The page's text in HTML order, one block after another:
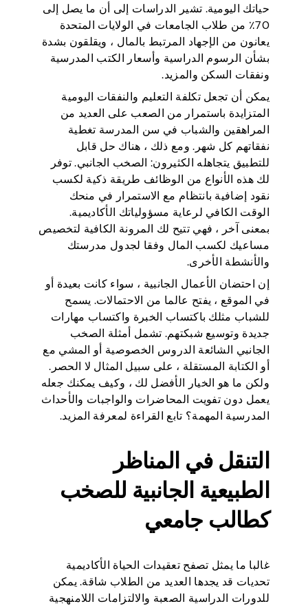
حياتك اليومية. تشير الدراسات إلى أن ما يصل إلى
70٪ من طلاب الجامعات في الولايات المتحدة
يعانون من الإجهاد المرتبط بالمال ، ويقلقون بشدة
بشأن الرسوم الدراسية وأسعار الكتب المدرسية
ونفقات السكن والمزيد.
يمكن أن تجعل تكلفة التعليم والنفقات اليومية
المتزايدة باستمرار من الصعب على العديد من
المراهقين والشباب في سن المدرسة تغطية
نفقاتهم كل شهر. ومع ذلك ، هناك حل قابل
للتطبيق يتجاهله الكثيرون: الصخب الجانبي. توفر
لك هذه الأنواع من الوظائف طريقة ذكية لكسب
نقود إضافية بانتظام مع الاستمرار في منحك
الوقت الكافي لرعاية مسؤولياتك الأكاديمية.
بمعنى آخر ، فهي تتيح لك المرونة الكافية لتخصيص
مساعيك لكسب المال وفقا لجدول مدرستك
والأنشطة الأخرى.
إن احتضان الأعمال الجانبية ، سواء كانت بعيدة أو
في الموقع ، يفتح عالما من الاحتمالات. يسمح
للشباب مثلك باكتساب الخبرة واكتساب مهارات
جديدة وتوسيع شبكتهم. تشمل أمثلة الصخب
الجانبي الشائعة الدروس الخصوصية أو المشي مع
أو الكتابة المستقلة ، على سبيل المثال لا الحصر.
ولكن ما هو الخيار الأفضل لك ، وكيف يمكنك جعله
يعمل دون تفويت المحاضرات والواجبات والأحداث
المدرسية المهمة؟ تابع القراءة لمعرفة المزيد.
التنقل في المناظر
الطبيعية الجانبية للصخب
كطالب جامعي
غالبا ما يمثل تصفح تعقيدات الحياة الأكاديمية
تحديات قد يجدها العديد من الطلاب شاقة. يمكن
للدورات الدراسية الصعبة والالتزامات اللامنهجية